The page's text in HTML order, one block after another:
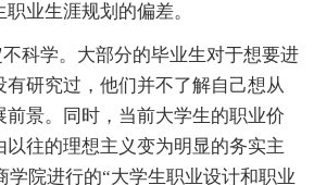
业生涯规划的偏差。
学。大部分的毕业生对于想要进
有研究过，他们并不了解自己想从
前景。同时，当前大学生的职业价
以往的理想主义变为明显的务实主
学院进行的“大学生职业设计和职业